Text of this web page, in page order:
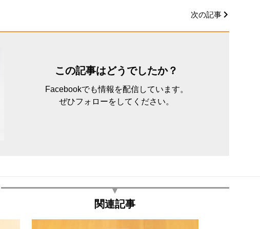
次の記事
この記事はどうでしたか？
Facebookでも情報を配信しています。
ぜひフォローをしてください。
関連記事